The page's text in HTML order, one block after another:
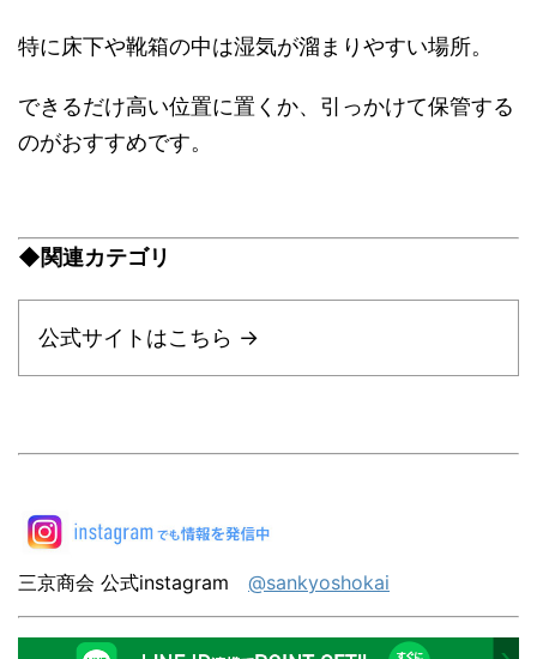
特に床下や靴箱の中は湿気が溜まりやすい場所。
できるだけ高い位置に置くか、引っかけて保管する
のがおすすめです。
◆関連カテゴリ
公式サイトはこちら →
三京商会 公式instagram @sankyoshokai